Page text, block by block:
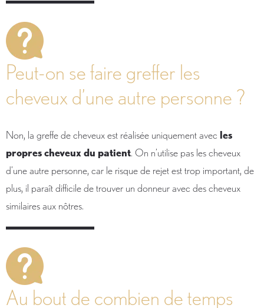
Peut-on se faire greffer les
cheveux d’une autre personne ?
Non, la greffe de cheveux est réalisée uniquement avec les
propres cheveux du patient. On n’utilise pas les cheveux
d’une autre personne, car le risque de rejet est trop important, de
plus, il paraît difficile de trouver un donneur avec des cheveux
similaires aux nôtres.
Au bout de combien de temps